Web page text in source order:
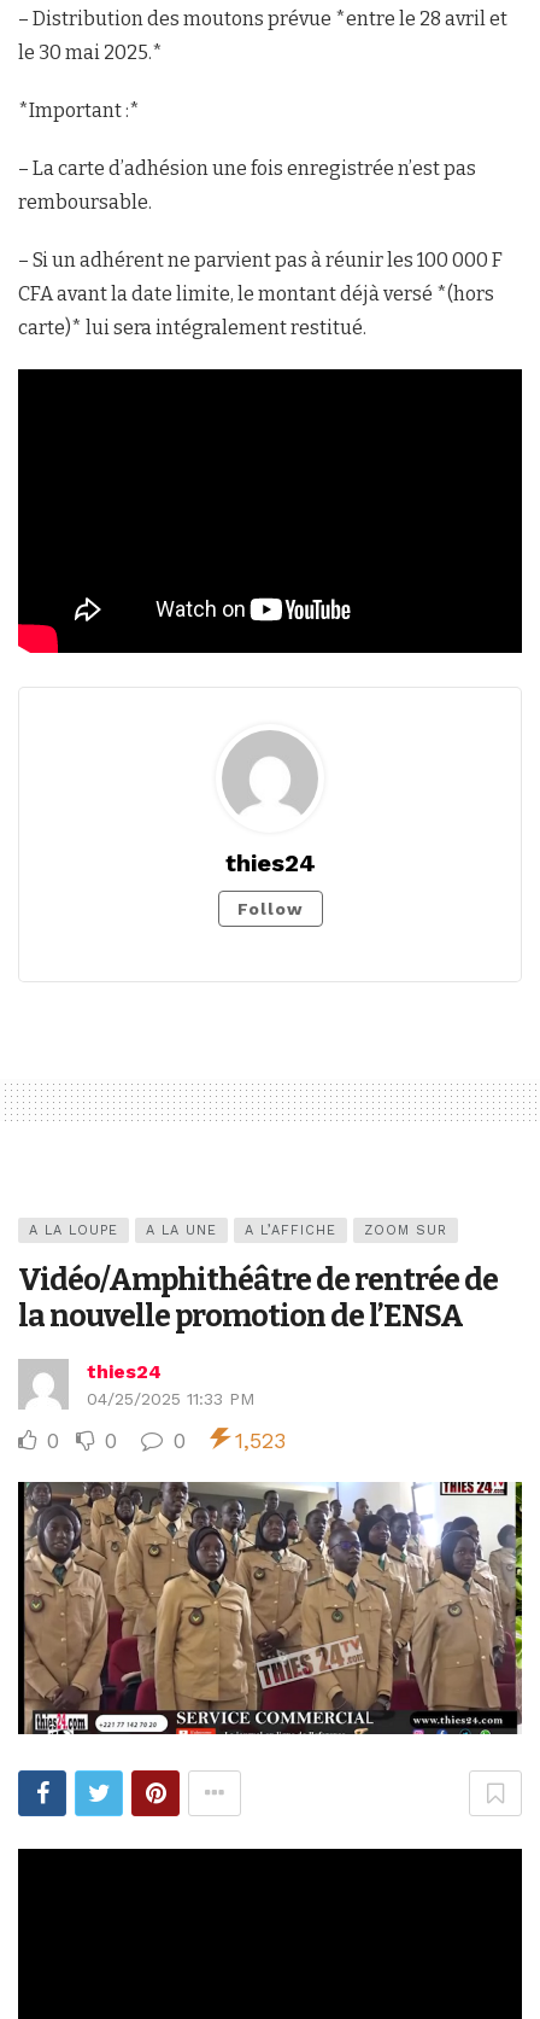
– Distribution des moutons prévue *entre le 28 avril et
le 30 mai 2025.*
*Important :*
– La carte d’adhésion une fois enregistrée n’est pas
remboursable.
– Si un adhérent ne parvient pas à réunir les 100 000 F
CFA avant la date limite, le montant déjà versé *(hors
carte)* lui sera intégralement restitué.
thies24
Follow
A LA LOUPE A LA UNE A L’AFFICHE ZOOM SUR
Vidéo/Amphithéâtre de rentrée de
la nouvelle promotion de l’ENSA
thies24
04/25/2025 11:33 PM
0 0 0 1,523